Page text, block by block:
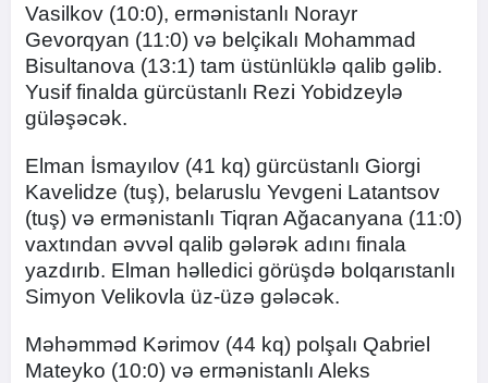
Vasilkov (10:0), ermənistanlı Norayr
Gevorqyan (11:0) və belçikalı Mohammad
Bisultanova (13:1) tam üstünlüklə qalib gəlib.
Yusif finalda gürcüstanlı Rezi Yobidzeylə
güləşəcək.
Elman İsmayılov (41 kq) gürcüstanlı Giorgi
Kavelidze (tuş), belaruslu Yevgeni Latantsov
(tuş) və ermənistanlı Tiqran Ağacanyana (11:0)
vaxtından əvvəl qalib gələrək adını finala
yazdırıb. Elman həlledici görüşdə bolqarıstanlı
Simyon Velikovla üz-üzə gələcək.
Məhəmməd Kərimov (44 kq) polşalı Qabriel
Mateyko (10:0) və ermənistanlı Aleks